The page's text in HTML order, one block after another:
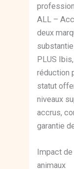
ALL –
deux
PLUS
réduction
statut
niveaux
accrus,
garantie
Impact
animaux